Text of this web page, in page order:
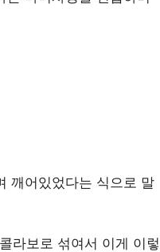
깨어있었다는 식으로 말
라보로 섞여서 이게 이렇